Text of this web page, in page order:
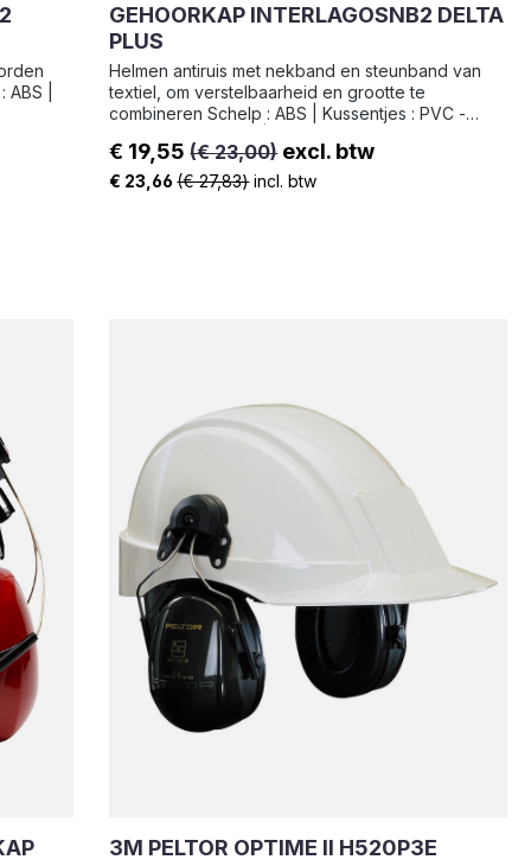
GEHOORKAP INTERLAGOSNB2 DELTA
PLUS
Helmen antiruis met nekband en steunband van
textiel, om verstelbaarheid en grootte te
combineren Schelp : ABS | Kussentjes : PVC -
Roestvrij staal | Gewicht : 247 g
Verkoopprijs:
€ 19,55 (€ 23,00) excl. btw
€ 23,66(€ 27,83) incl. btw
3M PELTOR OPTIME II H520P3E